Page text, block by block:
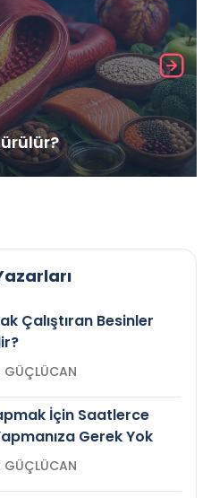
Çalıştıran Besinler
Zeynep GÜÇLÜCAN
İçin Saatlerce
Gerek Yok
Zeynep GÜÇLÜCAN